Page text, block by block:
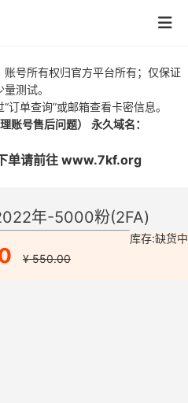
号所有权归官方平台所有；仅保证
测试。
订单查询”或邮箱查看卡密信息。
理账号售后问题）
永久域名：
单请前往 www.7kf.org
年-5000粉(2FA)
库存:缺货中
¥ 550.00